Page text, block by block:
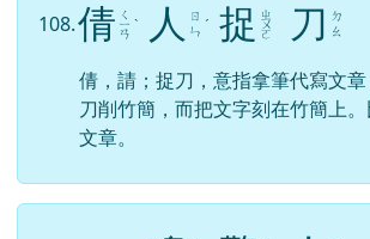
108.倩 ㄑ
ㄧ
ㄢ
ˋ 人
ㄖ
ㄣ ˊ 捉 ㄓ
ㄨ
ㄛ 刀
ㄉ
ㄠ
倩，請；捉刀，意指拿筆代寫文
刀削竹簡，而把文字刻在竹簡上
文章。